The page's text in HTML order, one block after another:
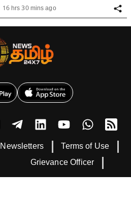
16 hrs 30 mins ago
Newsletters
Terms of Use
Grievance Officer